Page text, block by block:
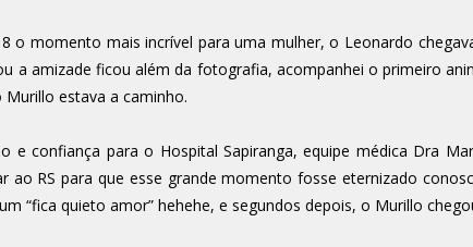
o momento mais incrível para uma mulher, o Leonardo
a amizade ficou além da fotografia, acompanhei o primeiro
estava a caminho.
e confiança para o Hospital Sapiranga, equipe médica Dra
ao RS para que esse grande momento fosse eternizado
“fica quieto amor” hehehe, e segundos depois, o Murillo